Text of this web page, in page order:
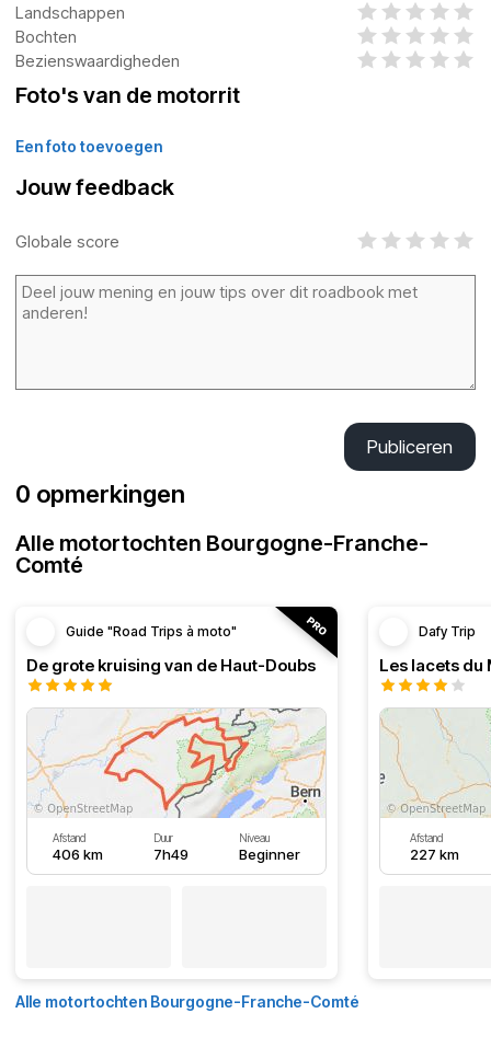
Landschappen
Bochten
Bezienswaardigheden
Foto's van de motorrit
Een foto toevoegen
Jouw feedback
Globale score
Publiceren
0 opmerkingen
Alle motortochten Bourgogne-Franche-
Comté
Guide "Road Trips à moto"
De grote kruising van de Haut-Doubs
Afstand
406 km
Duur
7h49
Niveau
Beginner
Dafy Trip
Les lacets du
Afstand
227 km
Alle motortochten Bourgogne-Franche-Comté